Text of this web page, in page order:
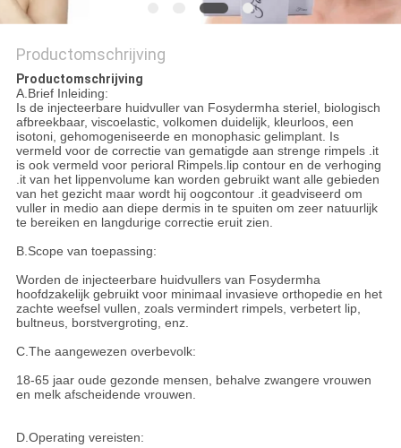
Productomschrijving
Productomschrijving
A.Brief Inleiding:
Is de injecteerbare huidvuller van Fosydermha steriel, biologisch
afbreekbaar, viscoelastic, volkomen duidelijk, kleurloos, een
isotoni, gehomogeniseerde en monophasic gelimplant. Is
vermeld voor de correctie van gematigde aan strenge rimpels .it
is ook vermeld voor perioral Rimpels.lip contour en de verhoging
.it van het lippenvolume kan worden gebruikt want alle gebieden
van het gezicht maar wordt hij oogcontour .it geadviseerd om
vuller in medio aan diepe dermis in te spuiten om zeer natuurlijk
te bereiken en langdurige correctie eruit zien.
B.Scope van toepassing:
Worden de injecteerbare huidvullers van Fosydermha
hoofdzakelijk gebruikt voor minimaal invasieve orthopedie en het
zachte weefsel vullen, zoals vermindert rimpels, verbetert lip,
bultneus, borstvergroting, enz.
C.The aangewezen overbevolk:
18-65 jaar oude gezonde mensen, behalve zwangere vrouwen
en melk afscheidende vrouwen.
D.Operating vereisten: